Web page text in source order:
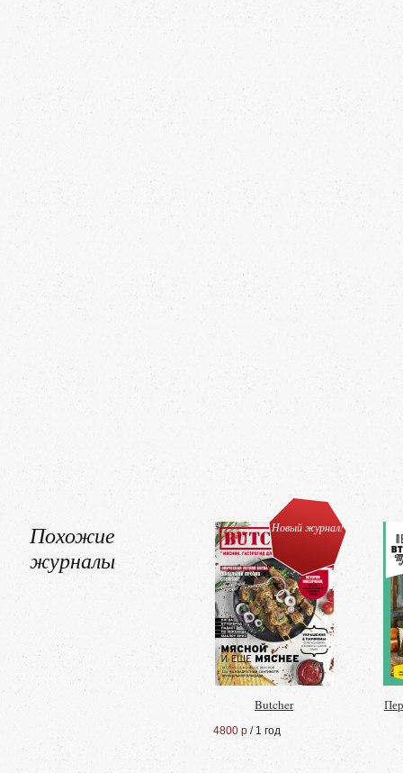
Похожие
журналы
Новый журнал!
Butcher
4800 р / 1 год